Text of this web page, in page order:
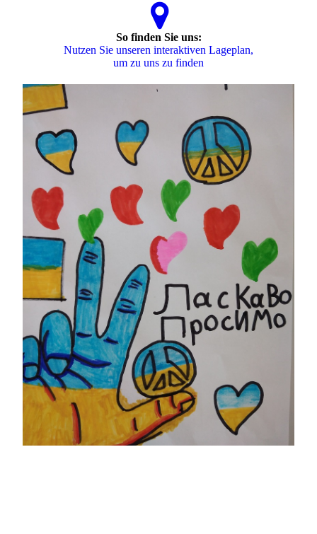
So finden Sie uns:
Nutzen Sie unseren interaktiven La­ge­plan,
um zu uns zu finden